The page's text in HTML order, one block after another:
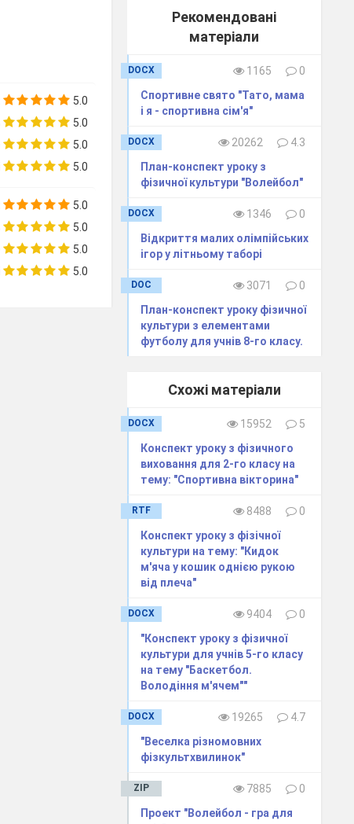
5.0
5.0
5.0
5.0
5.0
5.0
5.0
5.0
Рекомендовані
матеріали
DOCX 1165
0
Спортивне свято "Тато, мама
і я - спортивна сім'я"
DOCX 20262
4.3
План-конспект уроку з
фізичної культури "Волейбол"
DOCX 1346
0
Відкриття малих олімпійських
ігор у літньому таборі
DOC 3071
0
План-конспект уроку фізичної
культури з елементами
футболу для учнів 8-го класу.
Схожі матеріали
DOCX 15952
5
Конспект уроку з фізичного
виховання для 2-го класу на
тему: "Спортивна вікторина"
RTF 8488
0
Конспект уроку з фізічної
культури на тему: "Кидок
м'яча у кошик однiєю рукою
вiд плеча"
DOCX 9404
0
"Конспект уроку з фізичної
культури для учнів 5-го класу
на тему "Баскетбол.
Володіння м'ячем""
DOCX 19265
4.7
"Веселка різномовних
фізкультхвилинок"
ZIP 7885
0
Проект "Волейбол - гра для